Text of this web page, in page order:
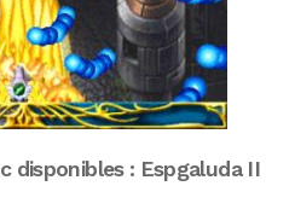
disponibles : Espgaluda II